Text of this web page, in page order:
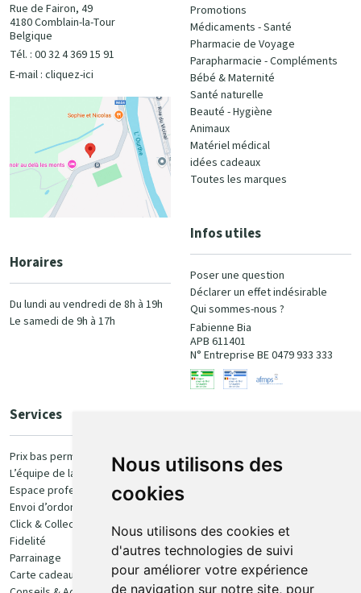
Nous utilisons des
cookies
Nous utilisons des cookies et
d'autres technologies de suivi
pour améliorer votre expérience
de navigation sur notre site, pour
Rue de Fairon, 49
4180 Comblain-la-Tour
Belgique
Tél. : 00 32 4 369 15 91
E-mail : cliquez-ici
Horaires
Du lundi au vendredi de 8h à 19h
Le samedi de 9h à 17h
Promotions
Médicaments - Santé
Pharmacie de Voyage
Parapharmacie - Compléments
Bébé & Maternité
Santé naturelle
Beauté - Hygiène
Animaux
Matériel médical
idées cadeaux
Toutes les marques
Infos utiles
Poser une question
Déclarer un effet indésirable
Qui sommes-nous ?
Fabienne Bia
APB 611401
N° Entreprise BE 0479 933 333
Services
Prix bas permanent
L’équipe de la pharmacie
Espace professionnel
Envoi d’ordonnance
Click & Collect
Fidelité
Parrainage
Carte cadeau
100% sécurisé
Retrait et livraison